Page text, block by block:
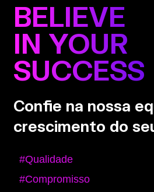
BELIEVE
IN YOUR
SUCCESS
Confie na nossa
crescimento do
#Qualidade
#Compromisso